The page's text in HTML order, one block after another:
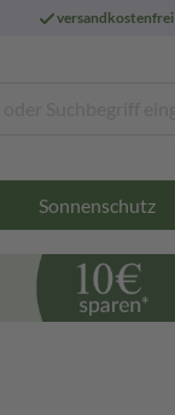
versandkostenfrei
Sonnenschutz